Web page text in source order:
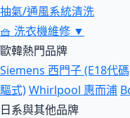
抽氣/通風系統清洗
🧺 洗衣機維修 ▼
歐韓熱門品牌
Siemens 西門子 (E18代
驅式)Whirlpool 惠而浦
日系與其他品牌